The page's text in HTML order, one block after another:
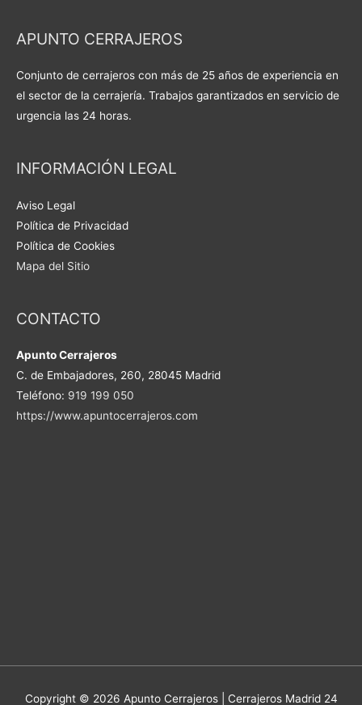
APUNTO CERRAJEROS
Conjunto de cerrajeros con más de 25 años de experiencia en
el sector de la cerrajería. Trabajos garantizados en servicio de
urgencia las 24 horas.
INFORMACIÓN LEGAL
Aviso Legal
Política de Privacidad
Política de Cookies
Mapa del Sitio
CONTACTO
Apunto Cerrajeros
C. de Embajadores, 260, 28045 Madrid
Teléfono: 919 199 050
https://www.apuntocerrajeros.com
Copyright © 2026 Apunto Cerrajeros | Cerrajeros Madrid 24